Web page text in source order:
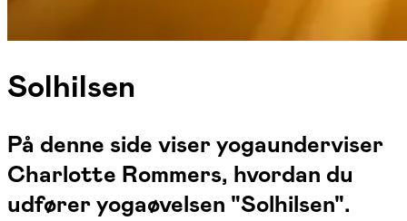
Solhilsen
På denne side viser yogaunderviser
Charlotte Rommers, hvordan du
udfører yogaøvelsen "Solhilsen".